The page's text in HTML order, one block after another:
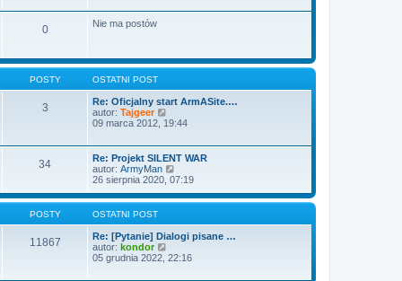
p
o
p
n
o
w
z
y
o
i
e
n
a
j
n
o
w
s
y
p
o
s
0 Nie ma postów
POSTY OSTATNI POST
3
Re: Oficjalny start ArmASite.…
autor: Tajgeer
y
w
i
e
t
n
o
s
09 marca 2012, 19:44
34
Re: Projekt SILENT WAR
autor: ArmyMan
y
w
t
l
n
a
26 sierpnia 2020, 07:19
POSTY OSTATNI POST
11867
Re: [Pytanie] Dialogi pisane …
autor: kondor
y
w
05 grudnia 2022, 22:16